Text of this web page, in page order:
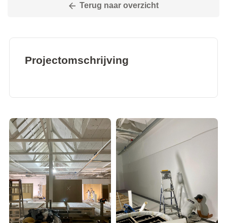
Terug naar overzicht
Projectomschrijving